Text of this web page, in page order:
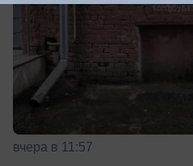
вчера в 11:57